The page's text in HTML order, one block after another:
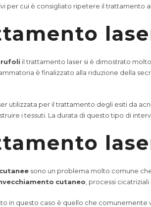
per cui è consigliato ripetere il trattamento
il trattamento laser si è dimostrato
è finalizzato alla riduzione della
utilizzata per il trattamento degli esiti da
i tessuti. La durata di questo tipo di
sono un problema molto comune
cutaneo , processi
in questo caso è quello che comunemente